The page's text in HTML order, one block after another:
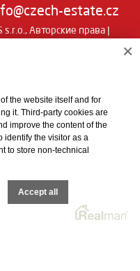
estate.cz
s.r.o., Авторские права |
×
the website itself and for
it. Third-party cookies are
improve the content of the
identify the visitor as a
to store non-technical
Accept all